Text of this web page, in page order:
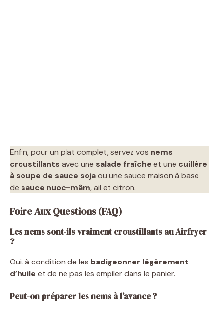
Enfin, pour un plat complet, servez vos nems
croustillants avec une salade fraîche et une cuillère
à soupe de sauce sojaou une sauce maison à base
de sauce nuoc-mâm, ail et citron.
Foire Aux Questions (FAQ)
Les nems sont-ils vraiment croustillants au Airfryer
?
Oui, à condition de les badigeonner légèrement
d’huile et de ne pas les empiler dans le panier.
Peut-on préparer les nems à l’avance ?